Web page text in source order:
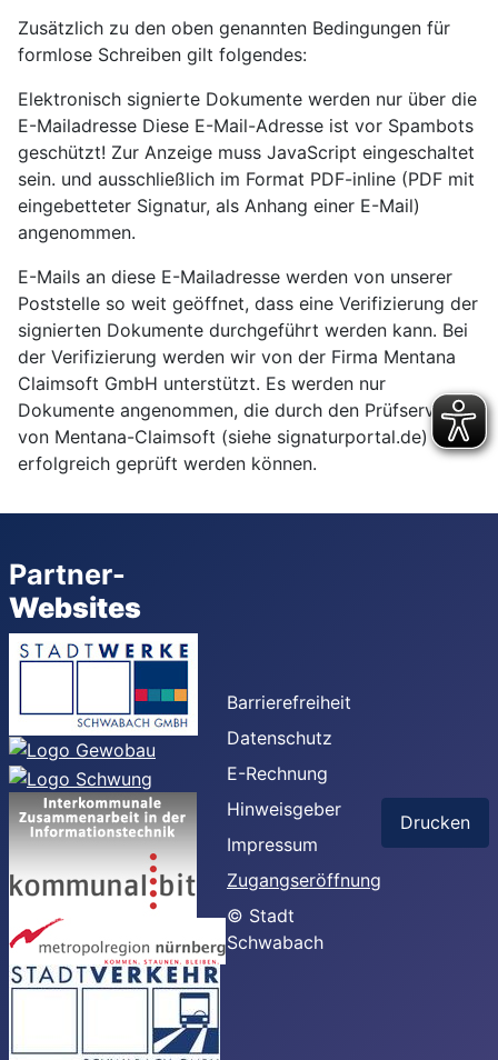
Zusätzlich zu den oben genannten Bedingungen für
formlose Schreiben gilt folgendes:
Elektronisch signierte Dokumente werden nur über die
E-Mailadresse Diese E-Mail-Adresse ist vor Spambots
geschützt! Zur Anzeige muss JavaScript eingeschaltet
sein. und ausschließlich im Format PDF-inline (PDF mit
eingebetteter Signatur, als Anhang einer E-Mail)
angenommen.
E-Mails an diese E-Mailadresse werden von unserer
Poststelle so weit geöffnet, dass eine Verifizierung der
signierten Dokumente durchgeführt werden kann. Bei
der Verifizierung werden wir von der Firma Mentana
Claimsoft GmbH unterstützt. Es werden nur
Dokumente angenommen, die durch den Prüfservice
von Mentana-Claimsoft (siehe signaturportal.de)
erfolgreich geprüft werden können.
Partner-
Websites
Barrierefreiheit
Datenschutz
E-Rechnung
Hinweisgeber
Impressum
Zugangseröffnung
© Stadt
Schwabach
Drucken